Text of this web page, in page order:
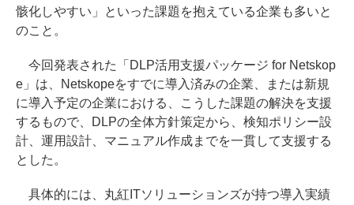
骸化しやすい」といった課題を抱えている企業も多いと
のこと。
今回発表された「DLP活用支援パッケージ for Netskop
e」は、Netskopeをすでに導入済みの企業、または新規
に導入予定の企業における、こうした課題の解決を支援
するもので、DLPの全体方針策定から、検知ポリシー設
計、運用設計、マニュアル作成までを一貫して支援する
とした。
具体的には、丸紅ITソリューションズが持つ導入実績